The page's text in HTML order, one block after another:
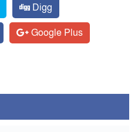
Digg
Google Plus